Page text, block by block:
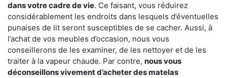
dans votre cadre de vie. Ce faisant, vous réduirez
considérablement les endroits dans lesquels d’éventuelles
punaises de lit seront susceptibles de se cacher. Aussi, à
l’achat de vos meubles d’occasion, nous vous
conseillerons de les examiner, de les nettoyer et de les
traiter à la vapeur chaude. Par contre, nous vous
déconseillons vivement d’acheter des matelas